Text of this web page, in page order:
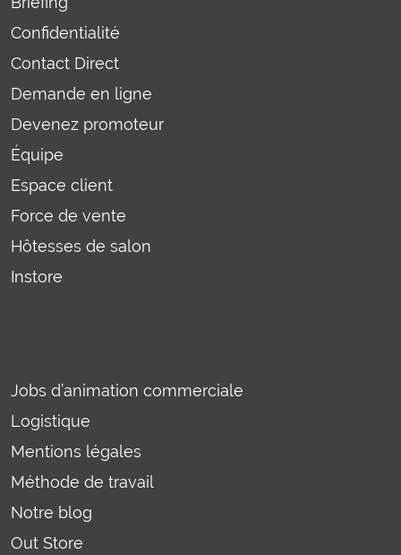
Confidentialité
Contact Direct
Demande en ligne
Devenez promoteur
Équipe
Espace client
Force de vente
Hôtesses de salon
Instore
Jobs d’animation commerciale
Logistique
Mentions légales
Méthode de travail
Notre blog
Out Store